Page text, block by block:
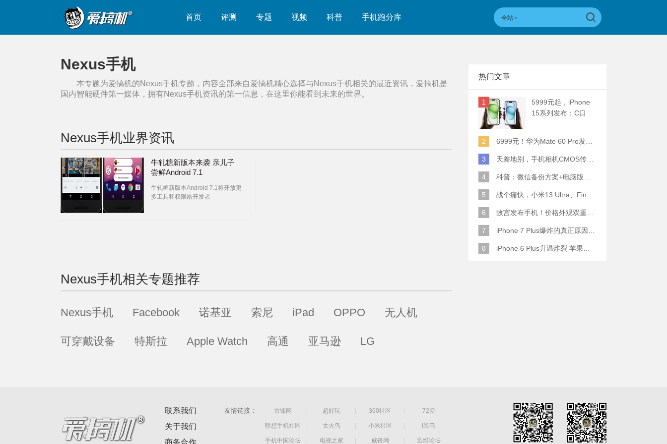
首页 评测 专题 视频 科普 手机跑分库 全站
Nexus手机
本专题为爱搞机的Nexus手机专题，内容全部来自爱搞机精心选择与Nexus手机相关的最近资讯，爱搞机是
国内智能硬件第一媒体，拥有Nexus手机资讯的第一信息，在这里你能看到未来的世界。
Nexus手机业界资讯
牛轧糖新版本来袭 亲儿子
尝鲜Android 7.1
牛轧糖新版本Android 7.1将开放更
多工具和权限给开发者
Nexus手机相关专题推荐
Nexus手机 Facebook 诺基亚 索尼 iPad OPPO 无人机
可穿戴设备 特斯拉 Apple Watch 高通 亚马逊 LG
热门文章
1
5999元起，iPhone
15系列发布：C口
2
6999元！华为Mate 60 Pro发布：麒麟9000S+卫星通话 (附初步跑分)
3 天差地别，手机相机CMOS传感器实际面积对比
4 科普：微信备份方案+电脑版丢失数据恢复指南
5 战个痛快，小米13 Ultra、Find X6 Pro、vivo X90 Pro+、小米12SU拍照横评
6 故宫发布手机！价格外观双重逆天！
7 iPhone 7 Plus爆炸的真正原因原来是这样
8 iPhone 6 Plus升温炸裂 苹果赔了一部全新的
联系我们
关于我们
商务合作
友情链接： 雷锋网 超好玩 360社区 72变
联想手机社区 太火鸟 小米社区 i黑马
手机中国论坛 电视之家 威锋网 迅维论坛